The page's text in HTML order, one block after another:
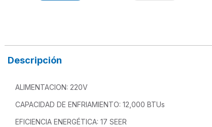
Descripción
ALIMENTACION: 220V
CAPACIDAD DE ENFRIAMIENTO: 12,000 BTUs
EFICIENCIA ENERGÉTICA: 17 SEER